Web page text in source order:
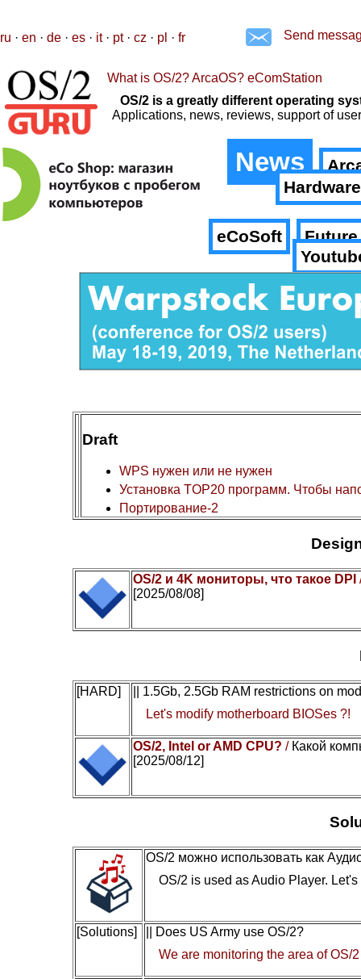
ru · en · de · es · it· pt· cz · pl · fr Send
What is OS/2? ArcaOS? eComStation
OS/2 is a greatly different operating
Applications, news, reviews, support of
News
Hardware
eCoSoft
Future
Draft
WPS нужен или не нужен
Установка TOP20 программ. Чтобы
Портирование-2
OS/2 и 4K мониторы, что такое DPI
[2025/08/08]
[HARD]
|| 1.5Gb, 2.5Gb RAM restrictions on
Let's modify motherboard BIOSes ?!
OS/2, Intel or AMD CPU? / Какой
[2025/08/12]
OS/2 можно использовать как
OS/2 is used as Audio Player.
[Solutions]
|| Does US Army use OS/2?
We are monitoring the area of OS/